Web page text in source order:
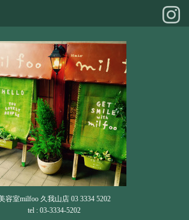
容室milfoo 久我山店 03 3334 5202
tel : 03-3334-5202